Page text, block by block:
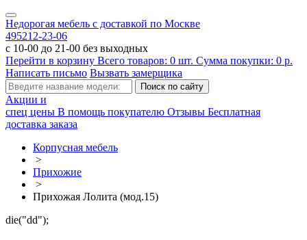
Недорогая мебель с доставкой по Москве
495212-23-06
с 10-00 до 21-00 без выходных
Перейти в корзину Всего товаров: 0 шт. Сумма покупки: 0 р.
Написать письмо Вызвать замерщика
Акции и
спец цены В помощь покупателю Отзывы Бесплатная
доставка заказа
Корпусная мебель
>
Прихожие
>
Прихожая Лолита (мод.15)
die("dd");